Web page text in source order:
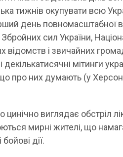
тижнів окупувати всю
день повномасштабної
Збройних сил України,
відомств і звичайних
мітинги
про них думають (у
виглядає обстріл
мирні жителі, що
дії.